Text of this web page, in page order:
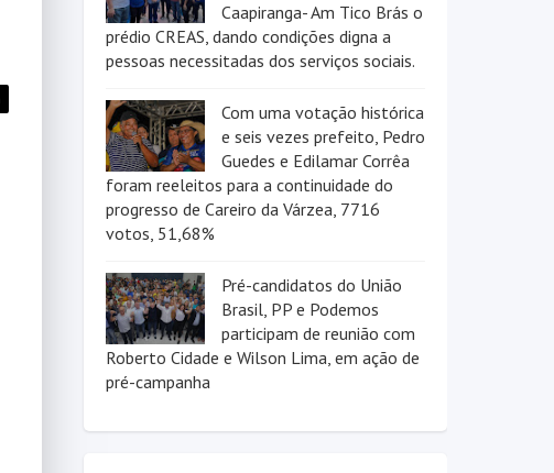
Caapiranga- Am Tico Brás o
prédio CREAS, dando condições digna a
pessoas necessitadas dos serviços sociais.
Com uma votação histórica
e seis vezes prefeito, Pedro
Guedes e Edilamar Corrêa
foram reeleitos para a continuidade do
progresso de Careiro da Várzea, 7716
votos, 51,68%
Pré-candidatos do União
Brasil, PP e Podemos
participam de reunião com
Roberto Cidade e Wilson Lima, em ação de
pré-campanha